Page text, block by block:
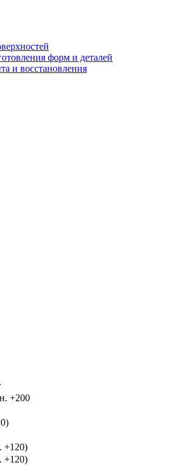
форм и деталей
и восстановления
+200
+120)
+120)